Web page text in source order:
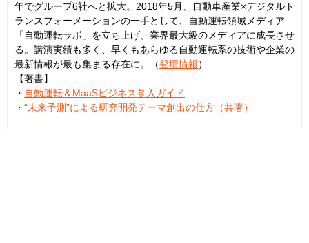
年でグループ6社へと拡大。2018年5月、自動車産業×デジタルト
ランスフォーメーションの一手として、自動運転領域メディア
「自動運転ラボ」を立ち上げ、業界最大級のメディアに成長させ
る。講演実績も多く、早くもあらゆる自動運転系の技術や企業の
最新情報が最も集まる存在に。（登壇情報）
【著書】
・ 自動運転＆MaaSビジネス参入ガイド
・ “未来予測”による研究開発テーマ創出の仕方（共著）